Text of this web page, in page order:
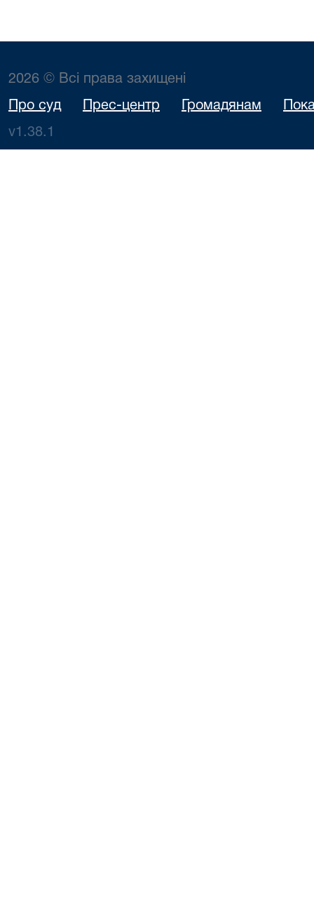
2026 © Всі права захищені
Про суд Прес-центр Громадянам
v1.38.1